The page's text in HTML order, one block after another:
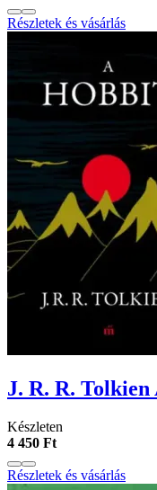
Részletek és vásárlás
J. R. R. Tolkien
Készleten
4 450 Ft
Részletek és vásárlás